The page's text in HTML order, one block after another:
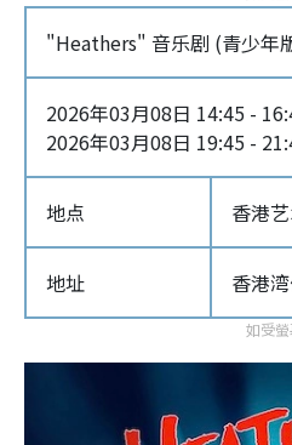
"Heathers" 音乐剧 (青少年
2026年03月08日 14:45 -
2026年03月08日 19:45 -
地点 香港
地址 香港